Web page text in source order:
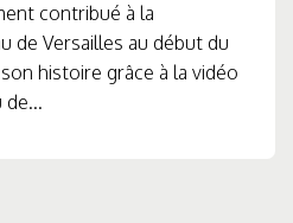
contribué à la
de Versailles au début du
histoire grâce à la vidéo
de...